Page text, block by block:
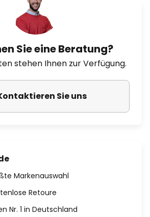
Sie eine Beratung?
stehen Ihnen zur Verfügung.
Sie uns
Markenauswahl
Retoure
Nr. 1 in Deutschland